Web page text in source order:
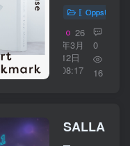
Minase
LIVE
TOUR
2024
／
16bit】
〖OppsUplus
26
年3月
12日
08:17
0
16
SALLA.R